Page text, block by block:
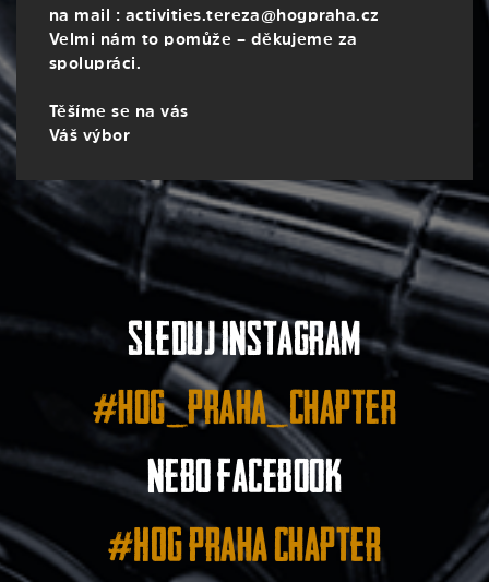
na mail : activities.tereza@hogpraha .cz
Velmi nám to pomůže – děkujeme za
spolupráci.
Těšíme se na vás
Váš výbor
Sleduj instagram
#hog_praha_chapter
nebo facebook
#HOG Praha Chapter